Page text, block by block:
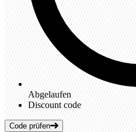
Abgelaufen
Discount code
Code prüfen